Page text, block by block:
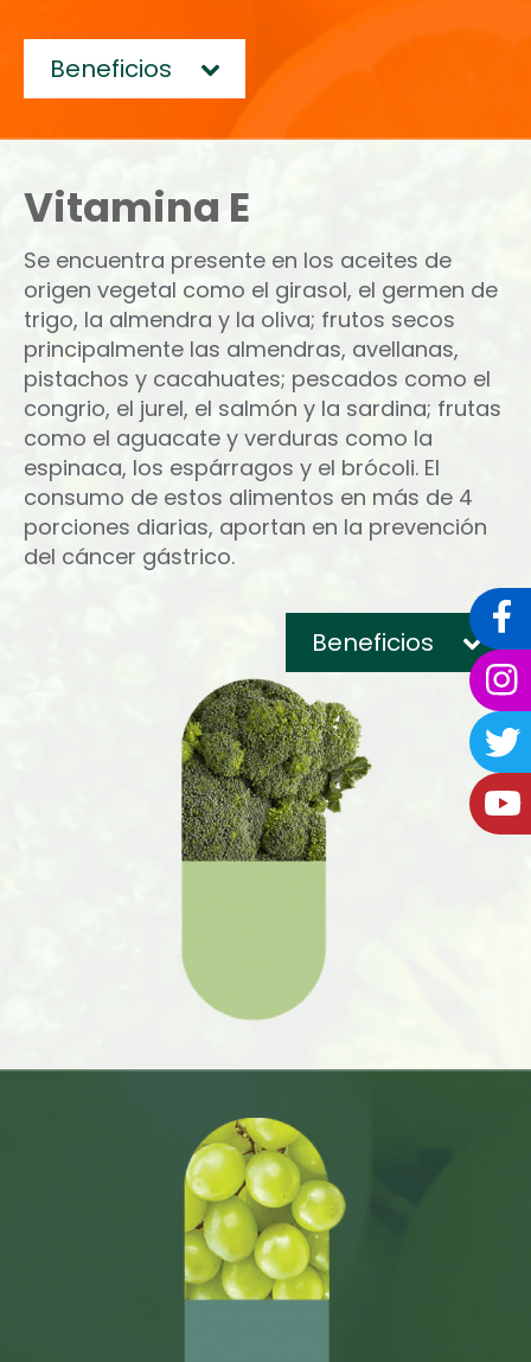
Beneficios
Vitamina E
Se encuentra presente en los aceites de
origen vegetal como el girasol, el germen de
trigo, la almendra y la oliva; frutos secos
principalmente las almendras, avellanas,
pistachos y cacahuates; pescados como el
congrio, el jurel, el salmón y la sardina; frutas
como el aguacate y verduras como la
espinaca, los espárragos y el brócoli. El
consumo de estos alimentos en más de 4
porciones diarias, aportan en la prevención
del cáncer gástrico.
Beneficios